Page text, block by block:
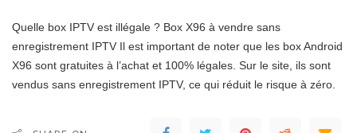
Quelle box IPTV est illégale ? Box X96 à vendre sans
enregistrement IPTV Il est important de noter que les box Android
X96 sont gratuites à l’achat et 100% légales. Sur le site, ils sont
vendus sans enregistrement IPTV, ce qui réduit le risque à zéro.